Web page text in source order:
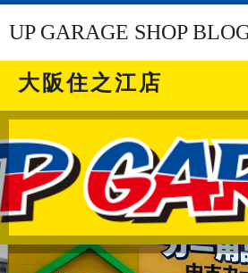
UP GARAGE SHOP
大阪住之江店